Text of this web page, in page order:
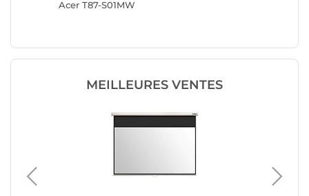
Acer T87-S01MW
MEILLEURES VENTES